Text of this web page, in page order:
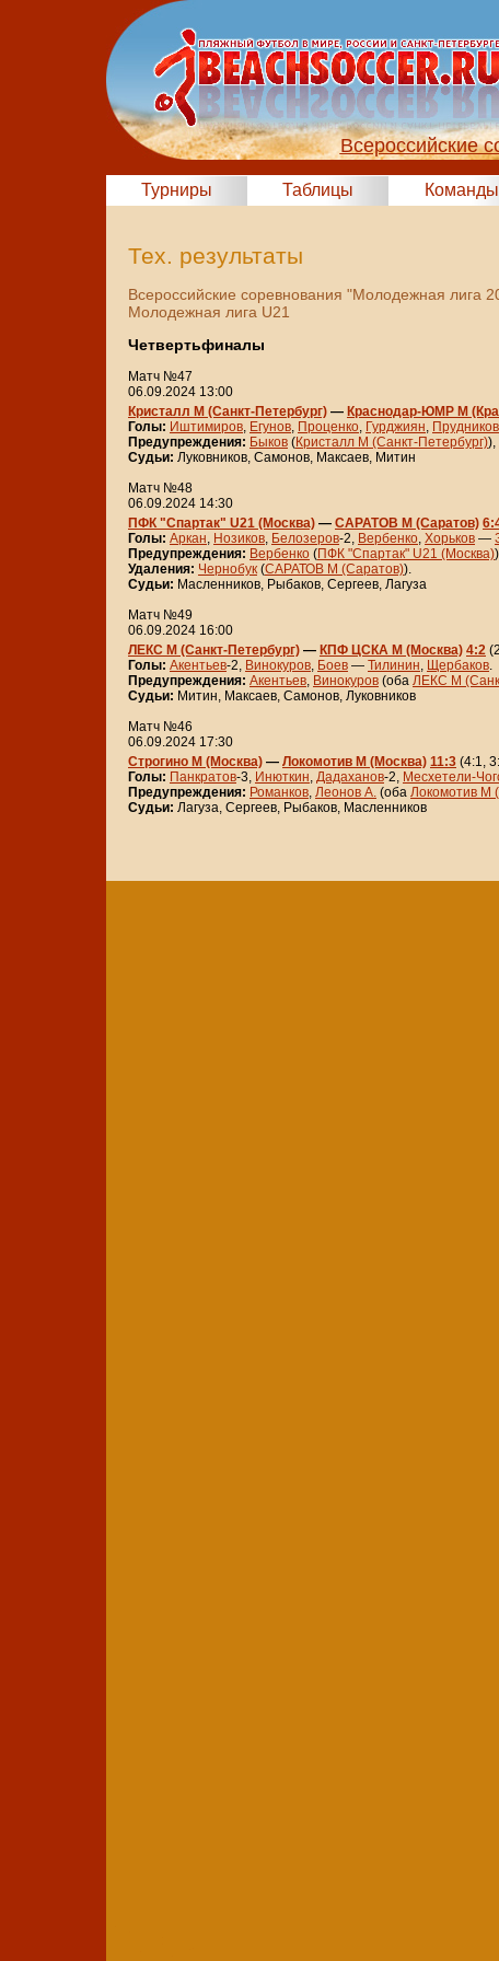
Всероссийские
Турниры Таблицы Команды
Тех. результаты
Всероссийские соревнования "Молодежная лига
Молодежная лига U21
Четвертьфиналы
Матч №47
06.09.2024 13:00
Кристалл М (Санкт-Петербург) — Краснодар-ЮМР М
Голы: Иштимиров, Егунов, Проценко, Гурджиян, Прудников
Предупреждения: Быков (Кристалл М (Санкт-Петербург)),
Судьи: Луковников, Самонов, Максаев, Митин
Матч №48
06.09.2024 14:30
ПФК "Спартак" U21 (Москва) — САРАТОВ М (Саратов)
Голы: Аркан, Нозиков, Белозеров-2, Вербенко, Хорьков —
Предупреждения: Вербенко (ПФК "Спартак" U21 (Москва)
Удаления: Чернобук (САРАТОВ М (Саратов)).
Судьи: Масленников, Рыбаков, Сергеев, Лагуза
Матч №49
06.09.2024 16:00
ЛЕКС М (Санкт-Петербург) — КПФ ЦСКА М (Москва) 4:2
Голы: Акентьев-2, Винокуров, Боев — Тилинин, Щербаков.
Предупреждения: Акентьев, Винокуров (оба ЛЕКС М
Судьи: Митин, Максаев, Самонов, Луковников
Матч №46
06.09.2024 17:30
Строгино М (Москва) — Локомотив М (Москва) 11:3 (4:1,
Голы: Панкратов-3, Инюткин, Дадаханов-2, Месхетели-
Предупреждения: Романков, Леонов А. (оба Локомотив М
Судьи: Лагуза, Сергеев, Рыбаков, Масленников